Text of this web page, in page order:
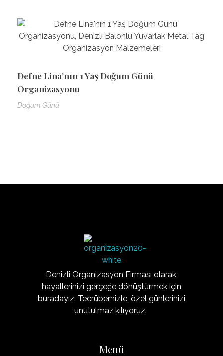
Defne Lina’nın 1 Yaş Doğum Günü
Organizasyonu
Doğum Günü
Organizasyon20
Denizli Organizasyon Firması olarak,
hayallerinizi gerçeğe dönüştürmek için
buradayız. Tecrübemizle, özel günlerinizi
unutulmaz kılıyoruz.
Menü